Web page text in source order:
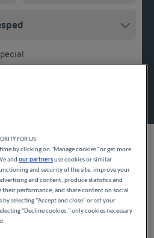
HOTELES A
EN
FOR US
by clicking on "Manage cookies" or get more
andour partnersuse cookies or similar
and security of the site, improve your
and content, produce statistics and
their performance, and share content on social
by selecting "Accept and close" or set your
"Decline cookies," only cookies necessary